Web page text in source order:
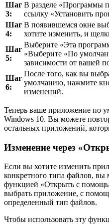
Шаг
3:
В разделе «Программы
ссылку «Установить
Шаг
4:
В появившемся окне
хотите изменить, и
Шаг
5:
Выберите «Эта
«Выберите «По
зависимости от вашей
Шаг
6:
После того, как вы
умолчанию, нажмите
изменений.
Теперь ваше приложение по
Windows 10. Вы можете
остальных приложений,
Изменение через
Если вы хотите изменить
конкретного типа файлов, вы
функцией «Открыть с
выбрать приложение, с
определенный тип файлов.
Чтобы использовать эту